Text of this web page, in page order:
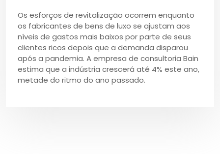
Os esforços de revitalização ocorrem enquanto
os fabricantes de bens de luxo se ajustam aos
níveis de gastos mais baixos por parte de seus
clientes ricos depois que a demanda disparou
após a pandemia. A empresa de consultoria Bain
estima que a indústria crescerá até 4% este ano,
metade do ritmo do ano passado.